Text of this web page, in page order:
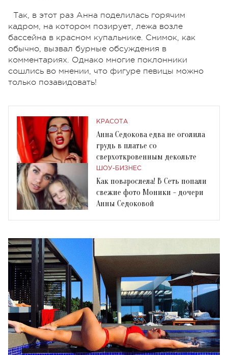
Так, в этот раз Анна поделилась горячим
кадром, на котором позирует, лежа возле
бассейна в красном купальнике. Снимок, как
обычно, вызвал бурные обсуждения в
комментариях. Однако многие поклонники
сошлись во мнении, что фигуре певицы можно
только позавидовать!
КРАСОТА
Анна Седокова едва не оголила
грудь в платье со
сверхоткровенным декольте
ШОУ-БИЗНЕС
Как повзрослела! В Сеть попали
свежие фото Моники - дочери
Анны Седоковой